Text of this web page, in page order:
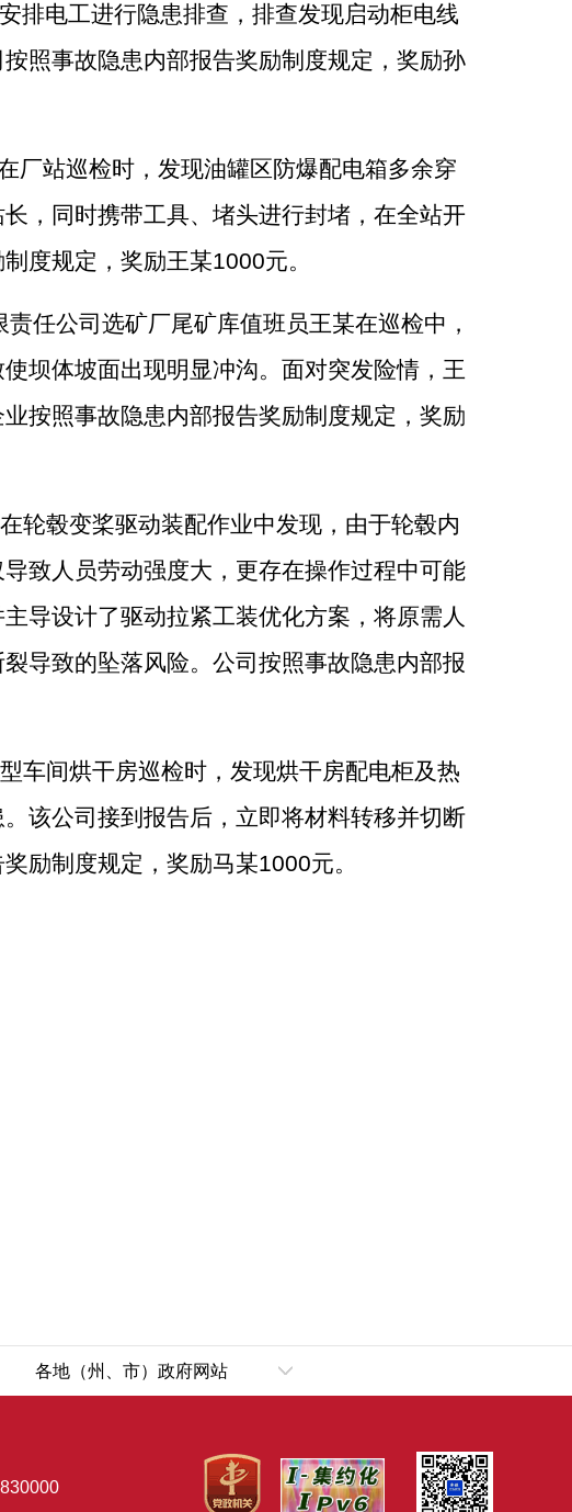
排电工进行隐患排查，排查发现启动柜电线
照事故隐患内部报告奖励制度规定，奖励孙
厂站巡检时，发现油罐区防爆配电箱多余穿
，同时携带工具、堵头进行封堵，在全站开
度规定，奖励王某1000元。
任公司选矿厂尾矿库值班员王某在巡检中，
坝体坡面出现明显冲沟。面对突发险情，王
按照事故隐患内部报告奖励制度规定，奖励
轮毂变桨驱动装配作业中发现，由于轮毂内
致人员劳动强度大，更存在操作过程中可能
导设计了驱动拉紧工装优化方案，将原需人
导致的坠落风险。公司按照事故隐患内部报
车间烘干房巡检时，发现烘干房配电柜及热
该公司接到报告后，立即将材料转移并切断
励制度规定，奖励马某1000元。
各地（州、市）政府网站